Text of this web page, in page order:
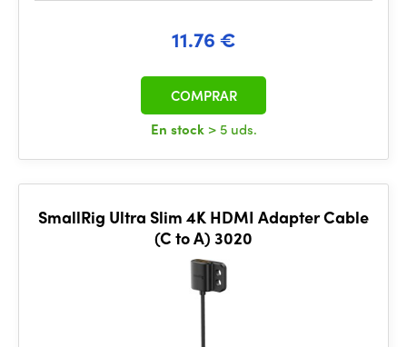
11.76 €
En stock > 5 uds.
COMPRAR
SmallRig Ultra Slim 4K HDMI Adapter Cable
(C to A) 3020